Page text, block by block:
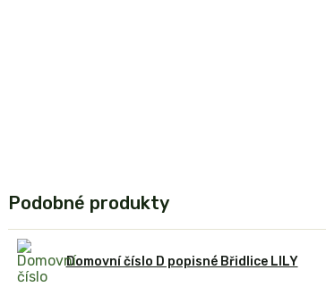
Podobné produkty
Domovní číslo D popisné Břidlice LILY